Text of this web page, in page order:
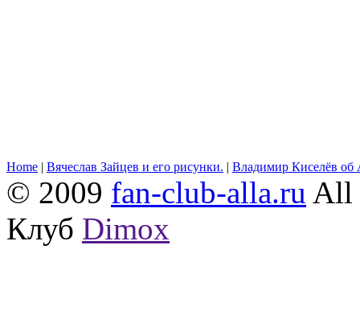
Home | Вячеслав Зайцев и его рисунки. | Владимир Киселёв об
© 2009 fan-club-alla.ru All
Клуб Dimox